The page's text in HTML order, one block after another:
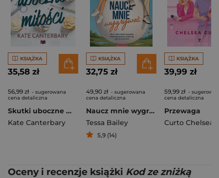
KSIĄŻKA
35,58 zł
56,99 zł - sugerowana
cena detaliczna
Skutki uboczne miłości
Kate Canterbary
KSIĄŻKA
32,75 zł
49,90 zł - sugerowana
cena detaliczna
Naucz mnie wygrywać
Tessa Bailey
5,9 (14)
KSIĄŻKA
39,99 zł
59,99 zł -
cena detaliczna
Przewaga
Curto Chelsea
Oceny i recenzje książki Kod ze zniżką